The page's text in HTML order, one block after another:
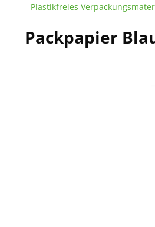
Plastikfreies
Packpapier